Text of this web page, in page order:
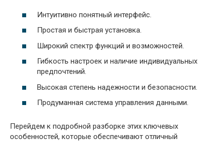
Интуитивно понятный интерфейс.
Простая и быстрая установка.
Широкий спектр функций и возможностей.
Гибкость настроек и наличие индивидуальных
предпочтений.
Высокая степень надежности и безопасности.
Продуманная система управления данными.
Перейдем к подробной разборке этих ключевых
особенностей, которые обеспечивают отличный